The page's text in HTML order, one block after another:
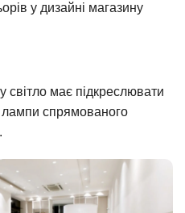
у дизайні магазину
світло має підкреслювати
лампи спрямованого